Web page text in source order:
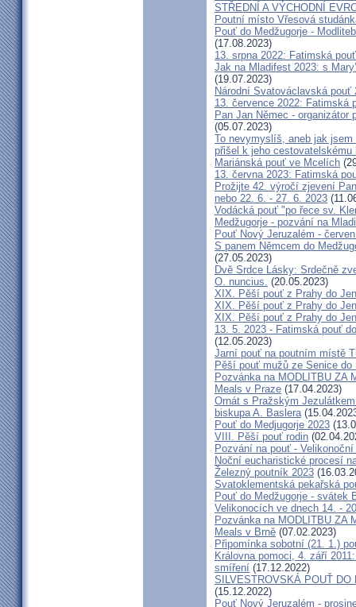
STŘEDNÍ A VÝCHODNÍ
Poutní místo Vřesová
Pouť do Medžugorje -
(17.08.2023)
13. srpna 2022: Fatimská
Jak na Mladifest 2023: s
(19.07.2023)
Národní Svatováclavská pouť
13. července 2022: Fatimská
Pan Jan Němec -
(05.07.2023)
To nevymyslíš, aneb jak
přišel k jeho cestovatelskému
Mariánská pouť ve Mcelích
13. června 2023: Fatimská
Prožijte 42. výročí zjevení
nebo 22. 6. - 27. 6. 2023
Vodácká pouť "po řece sv.
Medžugorje - pozvání na
Pouť Nový Jeruzalém -
S panem Němcem do
(27.05.2023)
Dvě Srdce Lásky: Srdečně
O. nuncius. (20.05.2023)
XIX. Pěší pouť z Prahy do
XIX. Pěší pouť z Prahy do
XIX. Pěší pouť z Prahy do
13. 5. 2023 - Fatimská pouť
(12.05.2023)
Jarní pouť na poutním místě
Pěší pouť mužů ze Senice do
Pozvánka na MODLITBU ZA
Meals v Praze (17.04.2023)
Ornát s Pražským
biskupa A. Baslera
Pouť do Medjugorje 2023
VIII. Pěší pouť rodin
Pozvání na pouť -
Noční eucharistické procesí
Železný poutník 2023
Svatoklementská pekařská
Pouť do Medžugorje - svátek
Velikonocích ve dnech 14. -
Pozvánka na MODLITBU ZA
Meals v Brně (07.02.2023)
Připomínka sobotní (21. 1.)
Královna pomoci, 4. září
smíření (17.12.2022)
SILVESTROVSKÁ POUŤ DO
(15.12.2022)
Pouť Nový Jeruzalém -